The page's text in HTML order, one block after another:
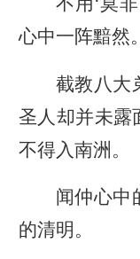
心中一阵黯然。
截教八大
圣人却并未露
不得入南洲。
闻仲心中
的清明。